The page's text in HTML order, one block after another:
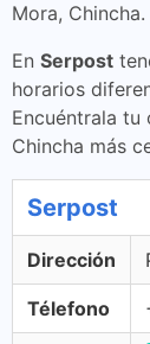
Mora, Chincha.
En Serpost
horarios
Encuéntrala tu
Chincha más
Serpost
Dirección
Télefono